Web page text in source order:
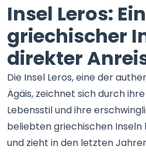
Insel Leros:
griechischer
direkter
Die Insel Leros, eine der
Ägäis, zeichnet sich durch
Lebensstil und ihre
beliebten griechischen
und zieht in den letzten